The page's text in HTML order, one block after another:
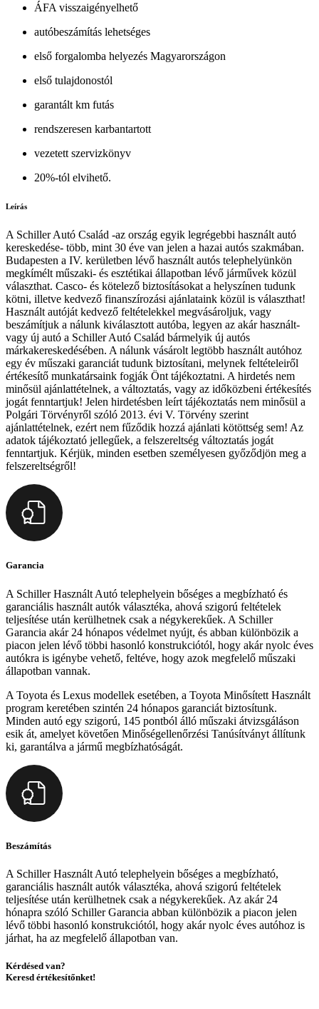
ÁFA visszaigényelhető
autóbeszámítás lehetséges
első forgalomba helyezés Magyarországon
első tulajdonostól
garantált km futás
rendszeresen karbantartott
vezetett szervizkönyv
20%-tól elvihető.
Leírás
A Schiller Autó Család -az ország egyik legrégebbi használt autó
kereskedése- több, mint 30 éve van jelen a hazai autós szakmában.
Budapesten a IV. kerületben lévő használt autós telephelyünkön
megkímélt műszaki- és esztétikai állapotban lévő járművek közül
választhat. Casco- és kötelező biztosításokat a helyszínen tudunk
kötni, illetve kedvező finanszírozási ajánlataink közül is választhat!
Használt autóját kedvező feltételekkel megvásároljuk, vagy
beszámítjuk a nálunk kiválasztott autóba, legyen az akár használt-
vagy új autó a Schiller Autó Család bármelyik új autós
márkakereskedésében. A nálunk vásárolt legtöbb használt autóhoz
egy év műszaki garanciát tudunk biztosítani, melynek feltételeiről
értékesítő munkatársaink fogják Önt tájékoztatni. A hirdetés nem
minősül ajánlattételnek, a változtatás, vagy az időközbeni értékesítés
jogát fenntartjuk! Jelen hirdetésben leírt tájékoztatás nem minősül a
Polgári Törvényről szóló 2013. évi V. Törvény szerint
ajánlattételnek, ezért nem fűződik hozzá ajánlati kötöttség sem! Az
adatok tájékoztató jellegűek, a felszereltség változtatás jogát
fenntartjuk. Kérjük, minden esetben személyesen győződjön meg a
felszereltségről!
Garancia
A Schiller Használt Autó telephelyein bőséges a megbízható és
garanciális használt autók választéka, ahová szigorú feltételek
teljesítése után kerülhetnek csak a négykerekűek. A Schiller
Garancia akár 24 hónapos védelmet nyújt, és abban különbözik a
piacon jelen lévő többi hasonló konstrukciótól, hogy akár nyolc éves
autókra is igénybe vehető, feltéve, hogy azok megfelelő műszaki
állapotban vannak.
A Toyota és Lexus modellek esetében, a Toyota Minősített Használt
program keretében szintén 24 hónapos garanciát biztosítunk.
Minden autó egy szigorú, 145 pontból álló műszaki átvizsgáláson
esik át, amelyet követően Minőségellenőrzési Tanúsítványt állítunk
ki, garantálva a jármű megbízhatóságát.
Beszámítás
A Schiller Használt Autó telephelyein bőséges a megbízható,
garanciális használt autók választéka, ahová szigorú feltételek
teljesítése után kerülhetnek csak a négykerekűek. Az akár 24
hónapra szóló Schiller Garancia abban különbözik a piacon jelen
lévő többi hasonló konstrukciótól, hogy akár nyolc éves autóhoz is
járhat, ha az megfelelő állapotban van.
Kérdésed van?
Keresd értékesítőnket!